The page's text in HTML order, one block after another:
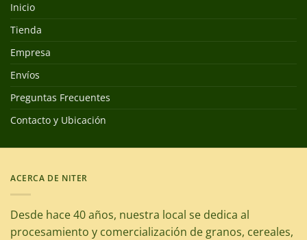
Inicio
Tienda
Empresa
Envíos
Preguntas Frecuentes
Contacto y Ubicación
ACERCA DE NITER
Desde hace 40 años, nuestra local se dedica al
procesamiento y comercialización de granos, cereales,